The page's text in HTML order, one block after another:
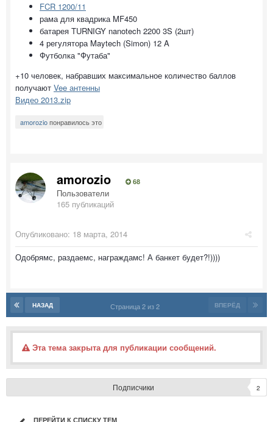
FCR 1200/11
рама для квадрика MF450
батарея TURNIGY nanotech 2200 3S (2шт)
4 регулятора Maytech (Simon) 12 A
Футболка "Футаба"
+10 человек, набравших максимальное количество баллов
получают Vee антенны
Видео 2013.zip
amorozioпонравилось это
amorozio 68
Пользователи
165 публикаций
Опубликовано: 18 марта, 2014
Одобрямс, раздаемс, награждамс! А банкет будет?!))))
НАЗАД ВПЕРЁД
Страница 2 из 2
Эта тема закрыта для публикации сообщений.
Подписчики 2
ПЕРЕЙТИ К СПИСКУ ТЕМ